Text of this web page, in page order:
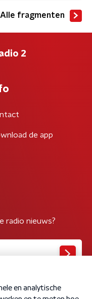
Alle fragmenten
2
de app
radio nieuws?